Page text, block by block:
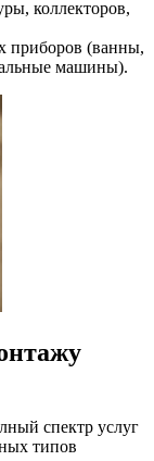
коллекторов,
приборов (ванны,
машины).
спектр услуг
типов